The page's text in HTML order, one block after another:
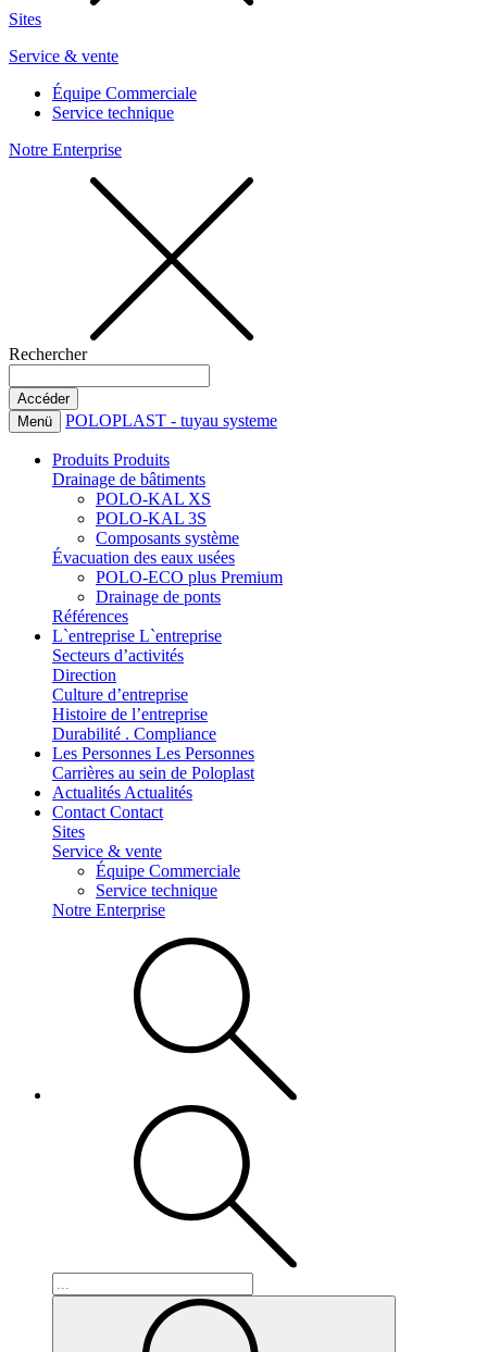
Sites
Service & vente
Équipe Commerciale
Service technique
Notre Enterprise
Rechercher
Menü POLOPLAST - tuyau systeme
Produits Produits
Drainage de bâtiments
POLO-KAL XS
POLO-KAL 3S
Composants système
Évacuation des eaux usées
POLO-ECO plus Premium
Drainage de ponts
Références
L`entreprise L`entreprise
Secteurs d’activités
Direction
Culture d’entreprise
Histoire de l’entreprise
Durabilité . Compliance
Les Personnes Les Personnes
Carrières au sein de Poloplast
Actualités Actualités
Contact Contact
Sites
Service & vente
Équipe Commerciale
Service technique
Notre Enterprise